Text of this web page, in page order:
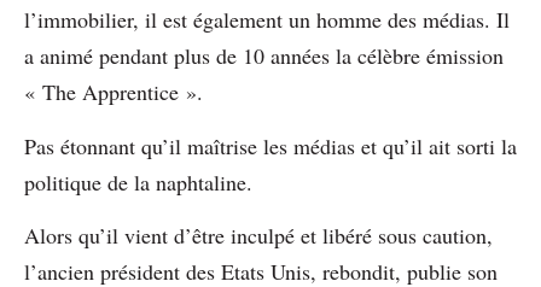
l’immobilier, il est également un homme des médias. Il
a animé pendant plus de 10 années la célèbre émission
« The Apprentice ».
Pas étonnant qu’il maîtrise les médias et qu’il ait sorti la
politique de la naphtaline.
Alors qu’il vient d’être inculpé et libéré sous caution,
l’ancien président des Etats Unis, rebondit, publie son